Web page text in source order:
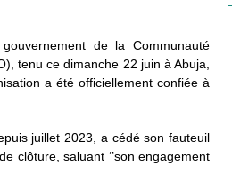
de la Communauté
tenu ce dimanche 22 juin à Abuja,
a été officiellement confiée à
juillet 2023, a cédé son fauteuil
clôture, saluant ‘’son engagement